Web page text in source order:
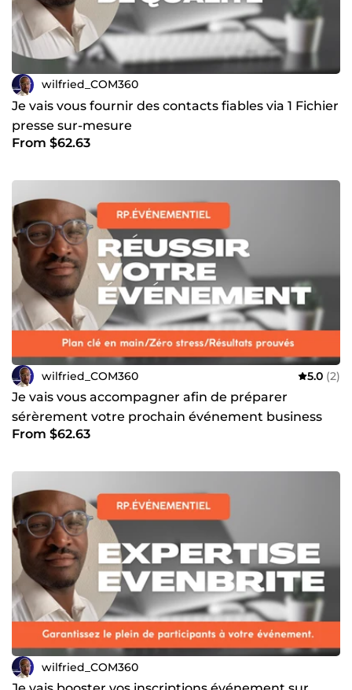
wilfried_COM360
Je vais vous fournir des contacts fiables via 1 Fichier
presse sur-mesure
From $62.63
wilfried_COM360 5.0 (2)
Je vais vous accompagner afin de préparer
sérèrement votre prochain événement business
From $62.63
wilfried_COM360